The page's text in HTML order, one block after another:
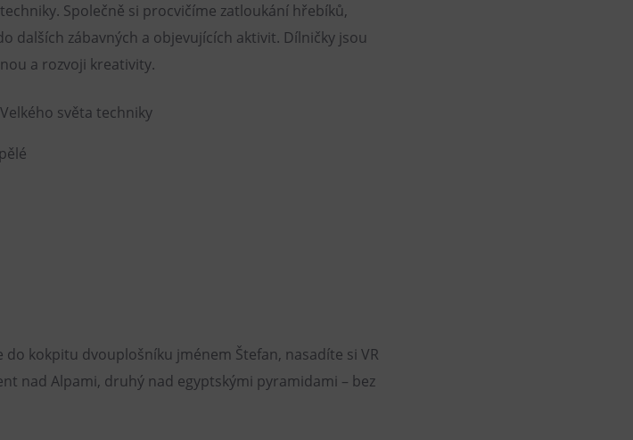
Společně si procvičíme zatloukání hřebíků,
dalších zábavných a objevujících aktivit. Dílničky jsou
a rozvoji kreativity.
světa techniky
kokpitu dvouplošníku jménem Štefan, nasadíte si VR
nad Alpami, druhý nad egyptskými pyramidami – bez